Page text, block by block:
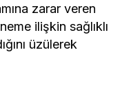
zarar veren
ilişkin sağlıklı
üzülerek